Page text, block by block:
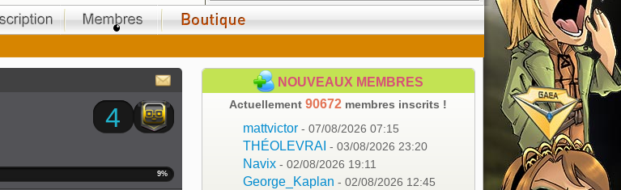
4
9%
NOUVEAUX MEMBRES
Actuellement 90672 membres inscrits !
mattvictor - 07/08/2026 07:15
THÉOLEVRAI - 03/08/2026 23:20
Navix - 02/08/2026 19:11
George_Kaplan - 02/08/2026 12:45